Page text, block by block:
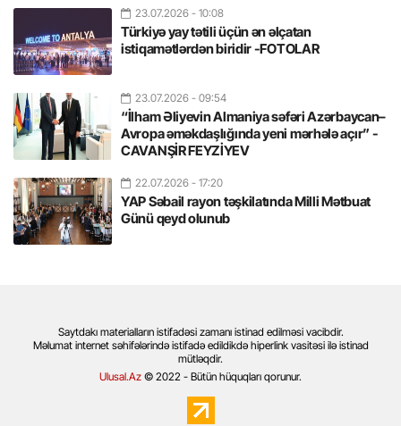
23.07.2026 - 10:08
Türkiyə yay tətili üçün ən əlçatan
istiqamətlərdən biridir -FOTOLAR
23.07.2026 - 09:54
“İlham Əliyevin Almaniya səfəri Azərbaycan–
Avropa əməkdaşlığında yeni mərhələ açır” -
CAVANŞİR FEYZİYEV
22.07.2026 - 17:20
YAP Səbail rayon təşkilatında Milli Mətbuat
Günü qeyd olunub
Saytdakı materialların istifadəsi zamanı istinad edilməsi vacibdir.
Məlumat internet səhifələrində istifadə edildikdə hiperlink vasitəsi ilə istinad
mütləqdir.
Ulusal.Az © 2022 - Bütün hüquqları qorunur.